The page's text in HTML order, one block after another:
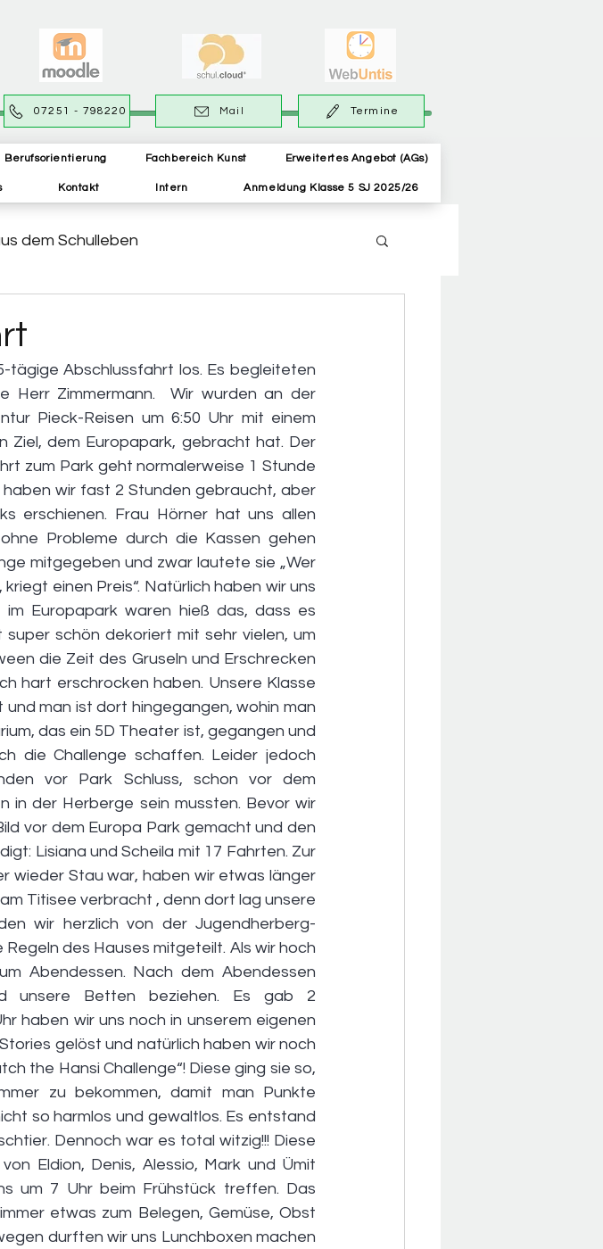
Termine
07251 - 798220 Mail
Berufsorientierung Fachbereich Kunst Erweitertes Angebot (AGs)
Kontakt Intern Anmeldung Klasse 5 SJ 2025/26
dem Schulleben
tägige Abschlussfahrt los. Es begleiteten
Herr Zimmermann.  Wir wurden an der
Pieck-Reisen um 6:50 Uhr mit einem
Ziel, dem Europapark, gebracht hat. Der
zum Park geht normalerweise 1 Stunde
wir fast 2 Stunden gebraucht, aber
erschienen. Frau Hörner hat uns allen
Probleme durch die Kassen gehen
mitgegeben und zwar lautete sie „Wer
einen Preis“. Natürlich haben wir uns
Europapark waren hieß das, dass es
schön dekoriert mit sehr vielen, um
die Zeit des Gruseln und Erschrecken
hart erschrocken haben. Unsere Klasse
man ist dort hingegangen, wohin man
das ein 5D Theater ist, gegangen und
die Challenge schaffen. Leider jedoch
vor Park Schluss, schon vor dem
in der Herberge sein mussten. Bevor wir
vor dem Europa Park gemacht und den
Lisiana und Scheila mit 17 Fahrten. Zur
wieder Stau war, haben wir etwas länger
Titisee verbracht , denn dort lag unsere
wir herzlich von der Jugendherberg-
des Hauses mitgeteilt. Als wir hoch
Abendessen. Nach dem Abendessen
unsere Betten beziehen. Es gab 2
haben wir uns noch in unserem eigenen
gelöst und natürlich haben wir noch
the Hansi Challenge“! Diese ging sie so,
zu bekommen, damit man Punkte
so harmlos und gewaltlos. Es entstand
Dennoch war es total witzig!!! Diese
Eldion, Denis, Alessio, Mark und Ümit
um 7 Uhr beim Frühstück treffen. Das
etwas zum Belegen, Gemüse, Obst
durften wir uns Lunchboxen machen